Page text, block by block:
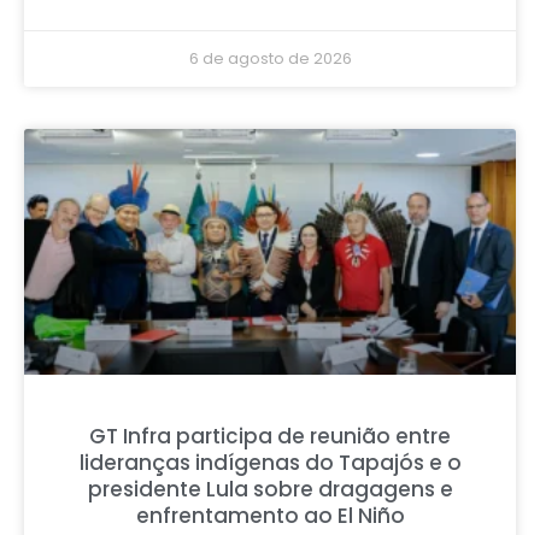
6 de agosto de 2026
GT Infra participa de reunião entre
lideranças indígenas do Tapajós e o
presidente Lula sobre dragagens e
enfrentamento ao El Niño